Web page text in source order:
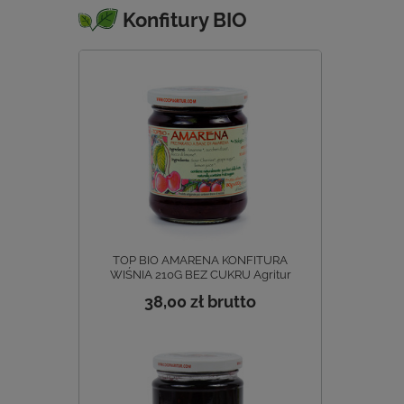
Konfitury BIO
TOP BIO AMARENA KONFITURA
WIŚNIA 210G BEZ CUKRU Agritur
38,00 zł brutto